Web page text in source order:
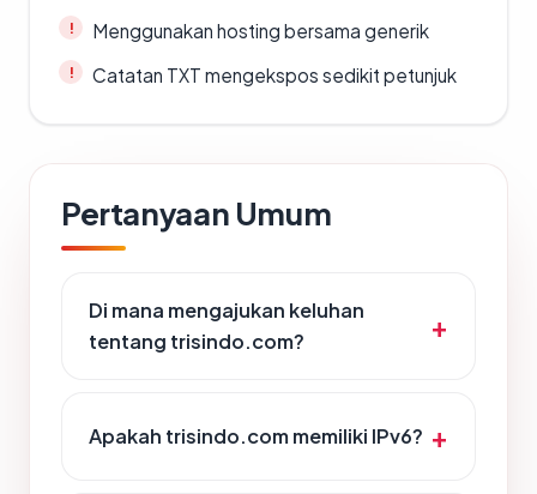
Menggunakan hosting bersama generik
Catatan TXT mengekspos sedikit petunjuk
Pertanyaan Umum
Di mana mengajukan keluhan
tentang trisindo.com?
Apakah trisindo.com memiliki IPv6?